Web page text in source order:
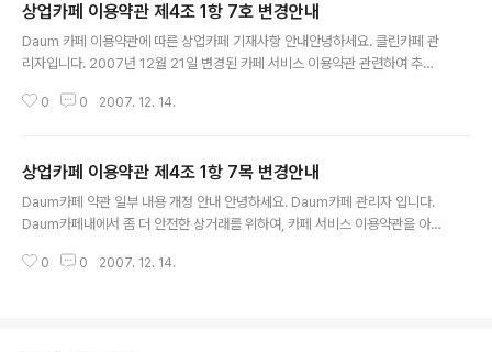
상업카페 이용약관 제4조 1항 7호 변경안내
Daum 카페 이용약관에 따른 상업카페 기재사항 안내안녕하세요. 클린카페 관
리자입니다. 2007년 12월 21일 변경된 카페 서비스 이용약관 관련하여 추가
관한 법률에 의거 아래와 같은 기재 사항을 주인백 화면에 반드시 표시해..
0 0 2007. 12. 14.
상업카페 이용약관 제4조 1항 7목 변경안내
Daum카페 약관 일부 내용 개정 안내 안녕하세요. Daum카페 관리자 입니다.
Daum카페내에서 좀 더 안전한 상거래를 위하여, 카페 서비스 이용약관을 아래
님은 소비자보호에 관한 법률에 의거 아래와 같은 기재 사항을 주인백 화..
0 0 2007. 12. 14.